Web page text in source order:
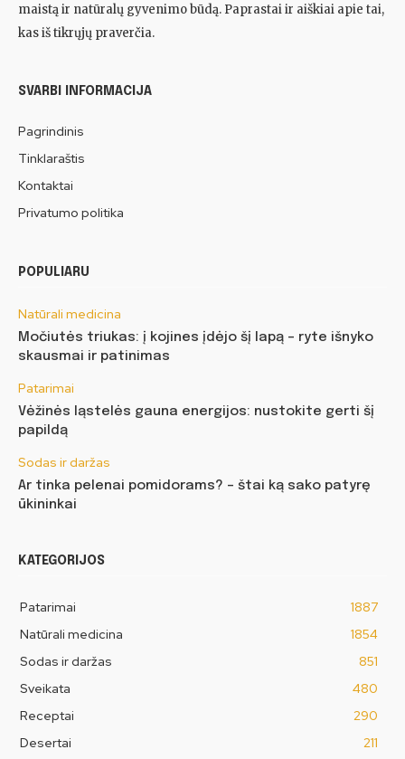
maistą ir natūralų gyvenimo būdą. Paprastai ir aiškiai apie tai,
kas iš tikrųjų praverčia.
SVARBI INFORMACIJA
Pagrindinis
Tinklaraštis
Kontaktai
Privatumo politika
POPULIARU
Natūrali medicina
Močiutės triukas: į kojines įdėjo šį lapą – ryte išnyko
skausmai ir patinimas
Patarimai
Vėžinės ląstelės gauna energijos: nustokite gerti šį
papildą
Sodas ir daržas
Ar tinka pelenai pomidorams? – štai ką sako patyrę
ūkininkai
KATEGORIJOS
Patarimai
1887
Natūrali medicina
1854
Sodas ir daržas
851
Sveikata
480
Receptai
290
Desertai
211